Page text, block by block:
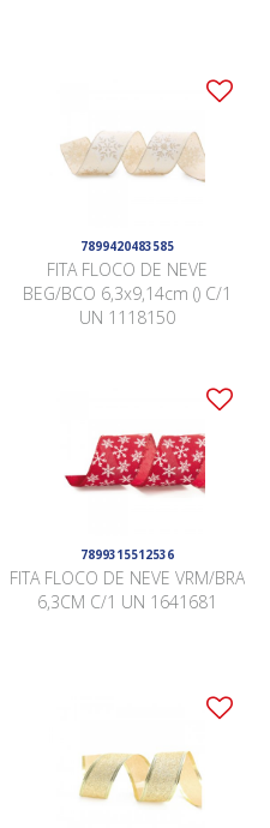
7899420483585
FITA FLOCO DE NEVE
BEG/BCO 6,3x9,14cm () C/1
UN 1118150
7899315512536
FITA FLOCO DE NEVE VRM/BRA
6,3CM C/1 UN 1641681